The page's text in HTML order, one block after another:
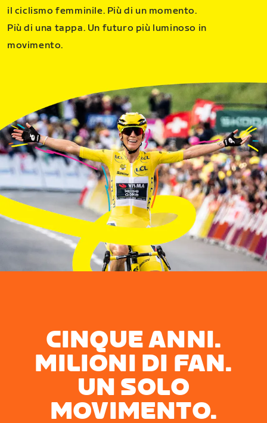
il ciclismo femminile. Più di un momento.
Più di una tappa. Un futuro più luminoso in
movimento.
CINQUE ANNI.
MILIONI DI FAN.
UN SOLO
MOVIMENTO.